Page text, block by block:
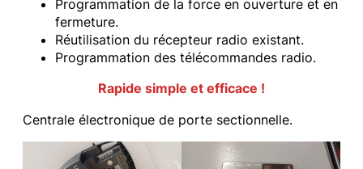
Programmation de la force en ouverture et en
fermeture.
Réutilisation du récepteur radio existant.
Programmation des télécommandes radio.
Rapide simple et efficace !
Centrale électronique de porte sectionnelle.